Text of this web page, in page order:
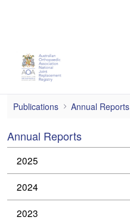
2009
Publications Annual Reports
Annual Reports
2025
2024
2023